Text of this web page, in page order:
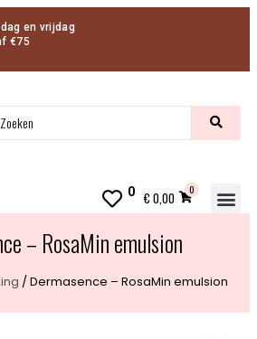
en vrijdag
€75
0 € 0,00 0
– RosaMin emulsion
/ Dermasence – RosaMin emulsion